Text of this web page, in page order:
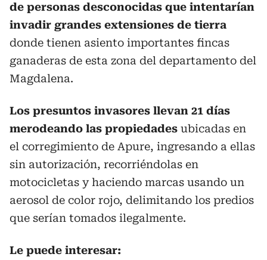
de personas desconocidas que intentarían
invadir grandes extensiones de tierra
donde tienen asiento importantes fincas
ganaderas de esta zona del departamento del
Magdalena.
Los presuntos invasores llevan 21 días
merodeando las propiedades ubicadas en
el corregimiento de Apure, ingresando a ellas
sin autorización, recorriéndolas en
motocicletas y haciendo marcas usando un
aerosol de color rojo, delimitando los predios
que serían tomados ilegalmente.
Le puede interesar: